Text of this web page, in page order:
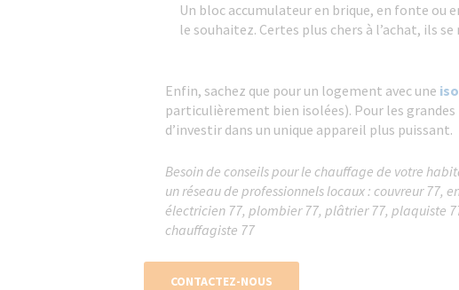
Un bloc accumulateur en brique, en fonte ou
le souhaitez. Certes plus chers à l’achat, ils
Enfin, sachez que pour un logement avec une
particulièrement bien isolées). Pour les
d’investir dans un unique appareil plus puissant.
Besoin de conseils pour le chauffage de votre
un réseau de professionnels locaux : couvreur
électricien 77, plombier 77, plâtrier 77, plaquiste
chauffagiste 77
CONTACTEZ-NOUS